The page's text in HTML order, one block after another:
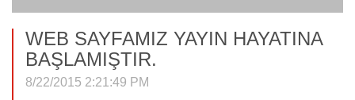
WEB SAYFAMIZ YAYIN HAYATINA
BAŞLAMIŞTIR.
8/22/2015 2:21:49 PM